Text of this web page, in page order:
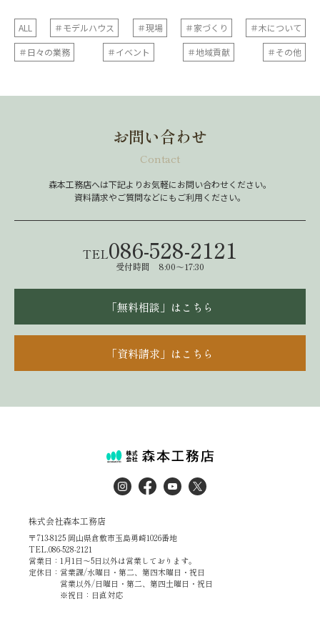
ALL ＃モデルハウス ＃現場 ＃家づくり
＃木について
＃日々の業務
＃イベント ＃地域貢献 ＃その他
お問い合わせ
Contact
森本工務店へは下記よりお気軽にお問い合わせください。
資料請求やご質問などにもご利用ください。
TEL086-528-2121
受付時間 8:00～17:30
「無料相談」はこちら
「資料請求」はこちら
株式会社森本工務店
〒713-8125 岡山県倉敷市玉島勇崎1026番地
TEL.086-528-2121
営業日：1月1日～5日以外は営業しております。
定休日：営業課/水曜日・第二、第四木曜日・祝日
営業以外/日曜日・第二、第四土曜日・祝日
※祝日：日直対応